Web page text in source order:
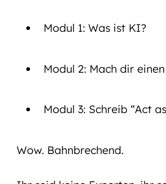
Modul 1: Was ist KI?
Modul 2: Mach dir
Modul 3: Schreib “Act
Wow. Bahnbrechend.